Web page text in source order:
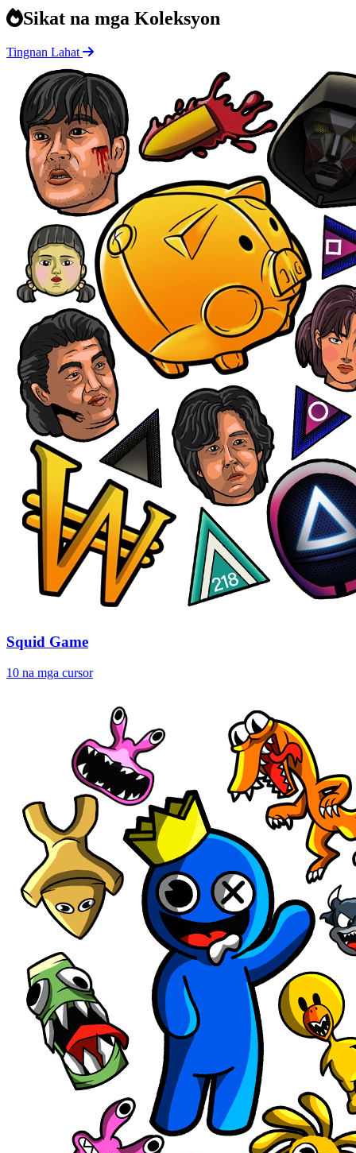
Sikat na mga Koleksyon
Tingnan Lahat
Squid Game
10 na mga cursor